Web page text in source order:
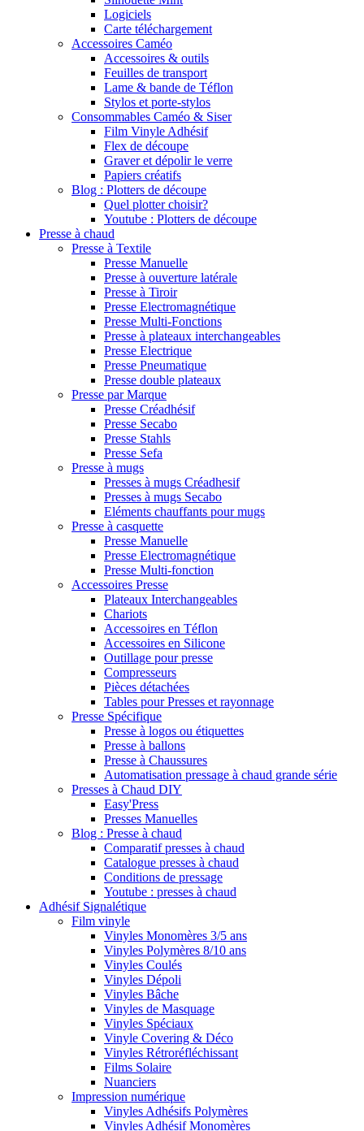
Logiciels
Carte téléchargement
Accessoires Caméo
Accessoires & outils
Feuilles de transport
Lame & bande de Téflon
Stylos et porte-stylos
Consommables Caméo & Siser
Film Vinyle Adhésif
Flex de découpe
Graver et dépolir le verre
Papiers créatifs
Blog : Plotters de découpe
Quel plotter choisir?
Youtube : Plotters de découpe
Presse à chaud
Presse à Textile
Presse Manuelle
Presse à ouverture latérale
Presse à Tiroir
Presse Electromagnétique
Presse Multi-Fonctions
Presse à plateaux interchangeables
Presse Electrique
Presse Pneumatique
Presse double plateaux
Presse par Marque
Presse Créadhésif
Presse Secabo
Presse Stahls
Presse Sefa
Presse à mugs
Presses à mugs Créadhesif
Presses à mugs Secabo
Eléments chauffants pour mugs
Presse à casquette
Presse Manuelle
Presse Electromagnétique
Presse Multi-fonction
Accessoires Presse
Plateaux Interchangeables
Chariots
Accessoires en Téflon
Accessoires en Silicone
Outillage pour presse
Compresseurs
Pièces détachées
Tables pour Presses et rayonnage
Presse Spécifique
Presse à logos ou étiquettes
Presse à ballons
Presse à Chaussures
Automatisation pressage à chaud grande série
Presses à Chaud DIY
Easy'Press
Presses Manuelles
Blog : Presse à chaud
Comparatif presses à chaud
Catalogue presses à chaud
Conditions de pressage
Youtube : presses à chaud
Adhésif Signalétique
Film vinyle
Vinyles Monomères 3/5 ans
Vinyles Polymères 8/10 ans
Vinyles Coulés
Vinyles Dépoli
Vinyles Bâche
Vinyles de Masquage
Vinyles Spéciaux
Vinyle Covering & Déco
Vinyles Rétroréfléchissant
Films Solaire
Nuanciers
Impression numérique
Vinyles Adhésifs Polymères
Vinyles Adhésif Monomères